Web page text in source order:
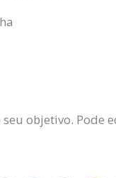
objetivo. Pode